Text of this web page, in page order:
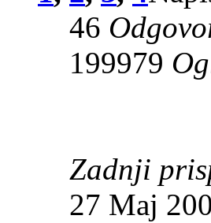
46
199979
Zadnji
27 Maj